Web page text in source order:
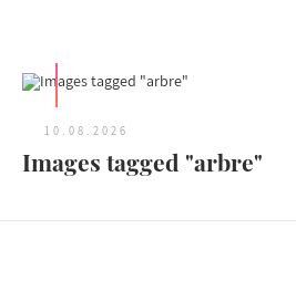
10.08.2026
Images tagged "arbre"